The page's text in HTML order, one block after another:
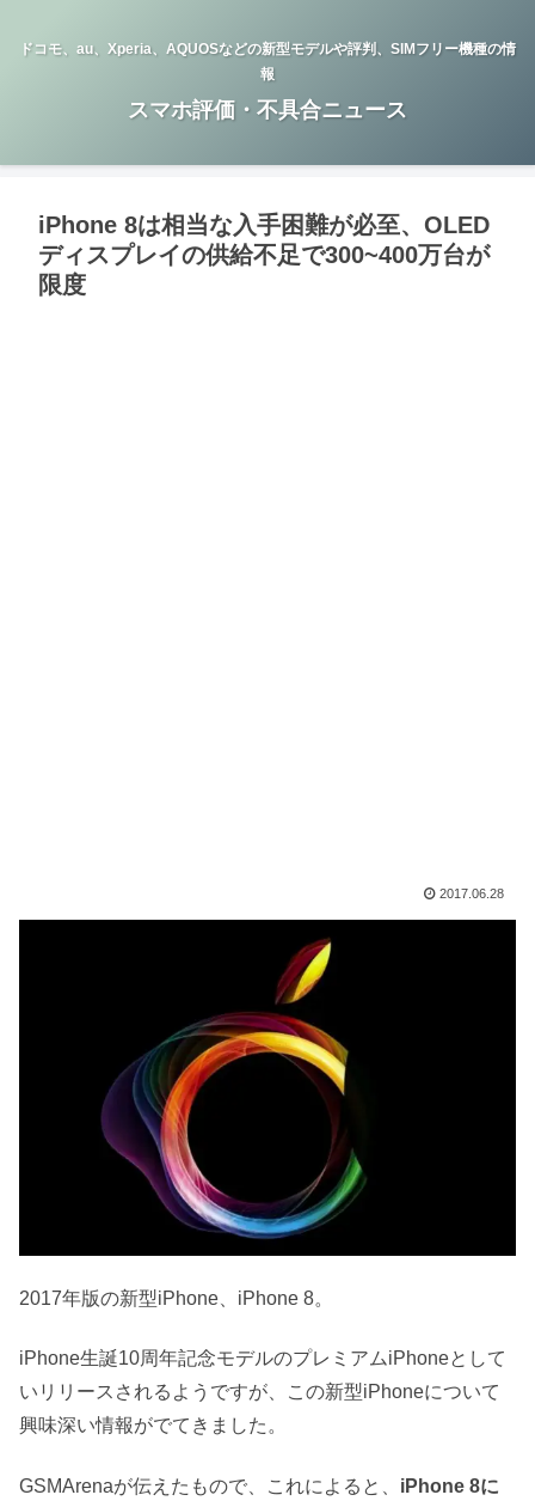
ドコモ、au、Xperia、AQUOSなどの新型モデルや評判、SIMフリー機種の情
報
スマホ評価・不具合ニュース
iPhone 8は相当な入手困難が必至、OLED
ディスプレイの供給不足で300~400万台が
限度
2017.06.28
2017年版の新型iPhone、iPhone 8。
iPhone生誕10周年記念モデルのプレミアムiPhoneとして
いリリースされるようですが、この新型iPhoneについて
興味深い情報がでてきました。
GSMArenaが伝えたもので、これによると、 iPhone 8に